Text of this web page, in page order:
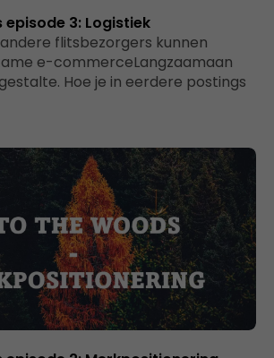
3: Logistiek
flitsbezorgers kunnen
e-commerceLangzaamaan
Hoe je in eerdere postings